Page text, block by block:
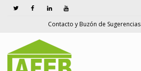
Contacto y Buzón de Sugerencias